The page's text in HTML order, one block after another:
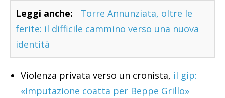
Leggi anche:
Torre Annunziata, oltre le
ferite: il difficile cammino verso una nuova
identità
Violenza privata verso un cronista, il gip:
«Imputazione coatta per Beppe Grillo»